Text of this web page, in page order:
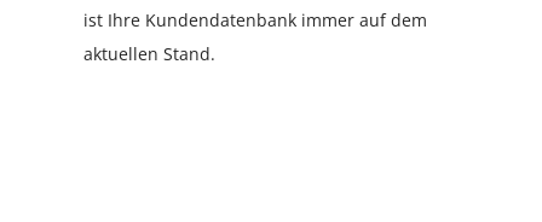
ist Ihre Kundendatenbank immer auf dem
aktuellen Stand.